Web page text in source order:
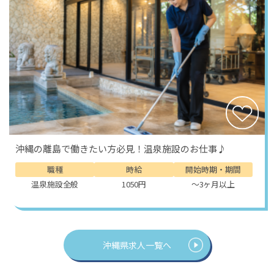
沖縄の離島で働きたい方必見！温泉施設のお仕事♪
職種
温泉施設全般
時給
1050円
開始時期・期間
～3ヶ月以上
沖縄県求人一覧へ